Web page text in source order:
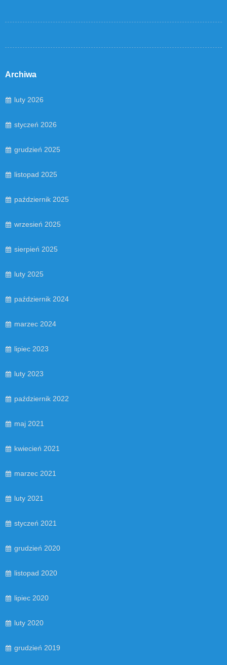
Archiwa
luty 2026
styczeń 2026
grudzień 2025
listopad 2025
październik 2025
wrzesień 2025
sierpień 2025
luty 2025
październik 2024
marzec 2024
lipiec 2023
luty 2023
październik 2022
maj 2021
kwiecień 2021
marzec 2021
luty 2021
styczeń 2021
grudzień 2020
listopad 2020
lipiec 2020
luty 2020
grudzień 2019